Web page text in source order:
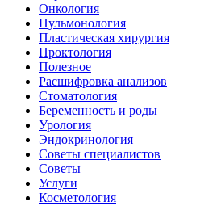
Онкология
Пульмонология
Пластическая хирургия
Проктология
Полезное
Расшифровка анализов
Стоматология
Беременность и роды
Урология
Эндокринология
Советы специалистов
Советы
Услуги
Косметология